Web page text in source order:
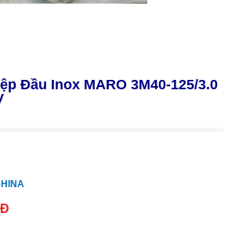
Đầu Inox MARO 3M40-125/3.0